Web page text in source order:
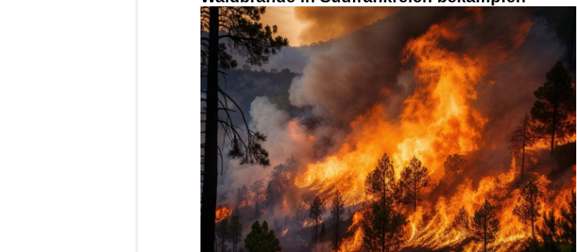
Modellbau AG realisiert es
sichern Ihre Waren weltweit
Schweizer Armee: Zwei Super Puma sollen
Waldbrände in Südfrankreich bekämpfen